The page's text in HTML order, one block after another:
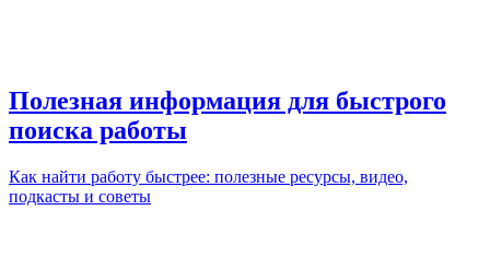
Полезная информация для быстрого
поиска работы
Как найти работу быстрее: полезные ресурсы, видео,
подкасты и советы